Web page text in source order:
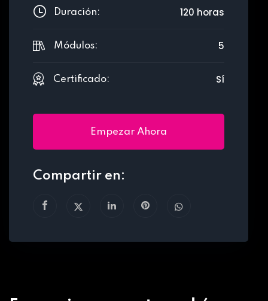
Duración: 120 horas
Módulos: 5
Certificado: Sí
Empezar Ahora
Compartir en: